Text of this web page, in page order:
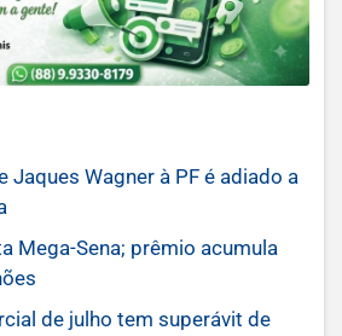
Wagner à PF é adiado a
Mega-Sena; prêmio acumula
de julho tem superávit de